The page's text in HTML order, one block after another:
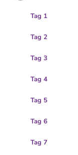
Tag 1
Tag 2
Tag 3
Tag 4
Tag 5
Tag 6
Tag 7